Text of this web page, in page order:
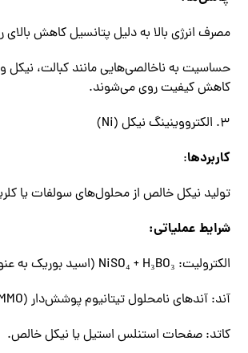
مصرف انرژی بالا به دلیل پتانسیل کاهش بالای
حساسیت به ناخالصی‌هایی مانند کبالت، نیکل
کاهش کیفیت روی می‌شوند.
۳. الکترووینینگ نیکل (Ni)
کاربردها:
تولید نیکل خالص از محلول‌های سولفات یا
شرایط عملیاتی:
الکترولیت: NiSO₄ + H₃BO₃ (اسید بوریک به عنوان بافر pH).
آند: آندهای نامحلول تیتانیوم پوشش‌دار (MMO) یا نیکل-سولفید.
کاتد: صفحات استنلس استیل یا نیکل خالص.